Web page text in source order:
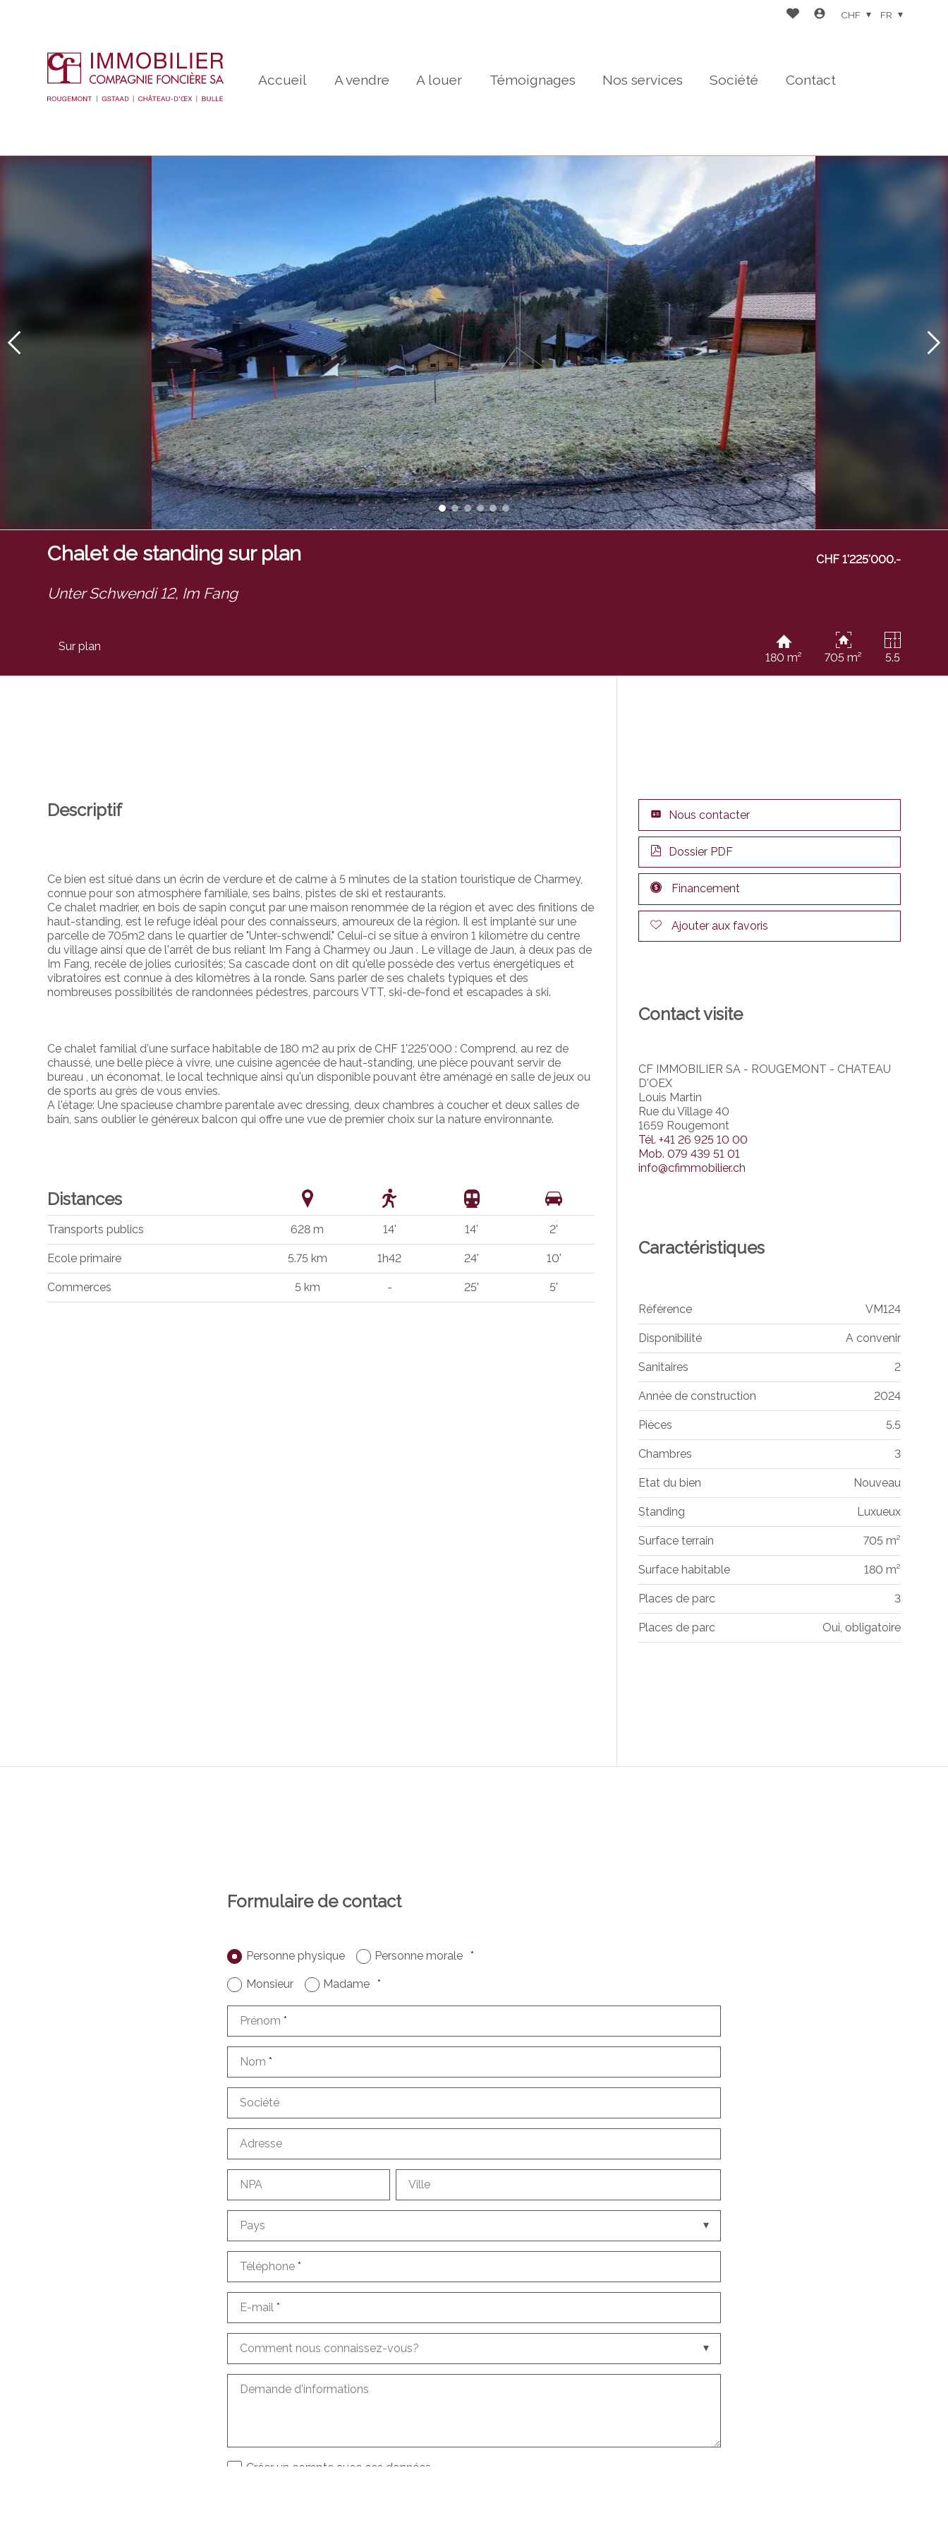
Accueil A vendre A louer Témoignages Nos services Société Contact
CHF FR
Chalet de standing sur plan CHF 1'225'000.-
Unter Schwendi 12, Im Fang
Sur plan
180 m²
705 m² 5.5
Descriptif
Ce bien est situé dans un écrin de verdure et de calme à 5 minutes de la station touristique de Charmey,
connue pour son atmosphère familiale, ses bains, pistes de ski et restaurants.
Ce chalet madrier, en bois de sapin conçut par une maison renommée de la région et avec des finitions de
haut-standing, est le refuge idéal pour des connaisseurs, amoureux de la région. Il est implanté sur une
parcelle de 705m2 dans le quartier de "Unter-schwendi." Celui-ci se situe à environ 1 kilomètre du centre
du village ainsi que de l'arrêt de bus reliant Im Fang à Charmey ou Jaun . Le village de Jaun, à deux pas de
Im Fang, recèle de jolies curiosités; Sa cascade dont on dit qu'elle possède des vertus énergétiques et
vibratoires est connue à des kilomètres à la ronde. Sans parler de ses chalets typiques et des
nombreuses possibilités de randonnées pédestres, parcours VTT, ski-de-fond et escapades à ski.
Ce chalet familial d'une surface habitable de 180 m2 au prix de CHF 1'225'000 : Comprend, au rez de
chaussé, une belle pièce à vivre, une cuisine agencée de haut-standing, une pièce pouvant servir de
bureau , un économat, le local technique ainsi qu'un disponible pouvant être aménagé en salle de jeux ou
de sports au grès de vous envies.
A l'étage: Une spacieuse chambre parentale avec dressing, deux chambres à coucher et deux salles de
bain, sans oublier le généreux balcon qui offre une vue de premier choix sur la nature environnante.
Distances
Transports publics 628 m 14' 14' 2'
Ecole primaire 5.75 km 1h42 24' 10'
Commerces 5 km - 25' 5'
Nous contacter
Dossier PDF
Financement
Ajouter aux favoris
Contact visite
CF IMMOBILIER SA - ROUGEMONT - CHATEAU
D'OEX
Louis Martin
Rue du Village 40
1659 Rougemont
Tél. +41 26 925 10 00
Mob. 079 439 51 01
info@cfimmobilier.ch
Caractéristiques
Référence VM124
Disponibilité A convenir
Sanitaires 2
Année de construction 2024
Pièces 5.5
Chambres 3
Etat du bien Nouveau
Standing Luxueux
Surface terrain 705 m²
Surface habitable 180 m²
Places de parc 3
Places de parc Oui, obligatoire
Formulaire de contact
Personne physique Personne morale *
Monsieur Madame *
Prénom *
Nom *
Société
Adresse
NPA Ville
Pays
Téléphone *
E-mail *
Comment nous connaissez-vous?
Demande d'informations
Créer un compte avec ces données